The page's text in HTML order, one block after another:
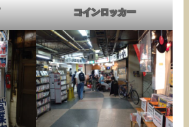
コインロッカー